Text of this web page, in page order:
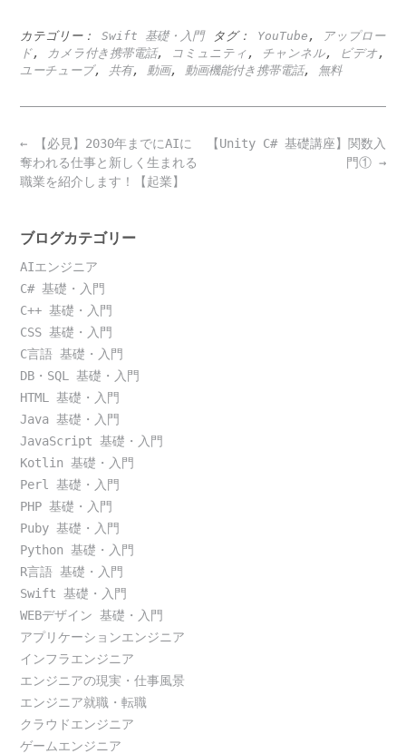
カテゴリー： Swift 基礎・入門 タグ： YouTube ,
アップロー
ド, カメラ付き携帯電話, コミュニティ , チャンネル, ビデオ,
ユーチューブ, 共有, 動画, 動画機能付き携帯電話, 無料
Post
navigation
【Unity C# 基礎講座】関数入
門① →
← 【必見】2030年までにAIに
奪われる仕事と新しく生まれる
職業を紹介します！【起業】
ブログカテゴリー
AIエンジニア
C# 基礎・入門
C++ 基礎・入門
CSS 基礎・入門
C言語 基礎・入門
DB・SQL 基礎・入門
HTML 基礎・入門
Java 基礎・入門
JavaScript 基礎・入門
Kotlin 基礎・入門
Perl 基礎・入門
PHP 基礎・入門
Puby 基礎・入門
Python 基礎・入門
R言語 基礎・入門
Swift 基礎・入門
WEBデザイン 基礎・入門
アプリケーションエンジニア
インフラエンジニア
エンジニアの現実・仕事風景
エンジニア就職・転職
クラウドエンジニア
ゲームエンジニア